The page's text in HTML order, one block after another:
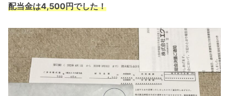
配当金は4,500円でした！